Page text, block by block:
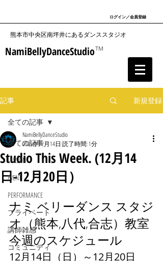
ログイン／会員登録
​熊本市中央区南坪井にあるダンススタジオ
NamiBellyDanceStudioTM
記事 新規登録
全ての記事
LESSON
EVENT
PERFORMANCE
プライベート
講師雑感
コミュニティ
全ての記事
Studio This Week. (12月14
日-12月20日）
NamiBellyDanceStudio
2025年12月14日 読了時間: 1分
ナミ ベリーダンス スタジ
オ（熊本,八代,合志）教室
今週のスケジュール
12月14日（日）～12月20日